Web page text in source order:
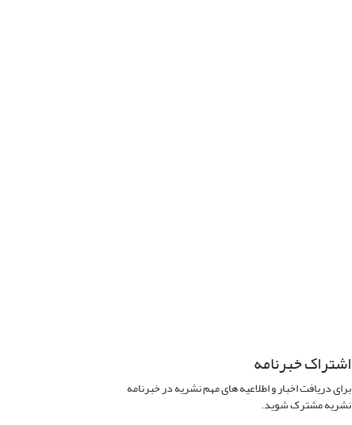
اشتراک خبرنامه
برای دریافت اخبار و اطلاعیه های مهم نشریه در خبرنامه
نشریه مشترک شوید.